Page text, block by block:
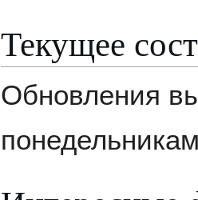
Текущее
Обновления